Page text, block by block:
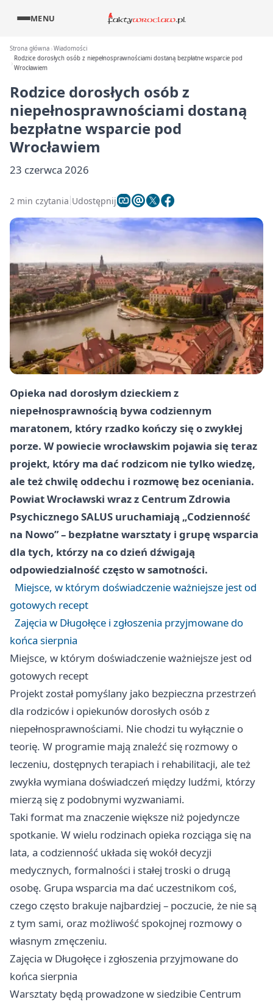
MENU
Strona główna Wiadomości
Rodzice dorosłych osób z niepełnosprawnościami dostaną bezpłatne wsparcie pod
Wrocławiem
Rodzice dorosłych osób z
niepełnosprawnościami dostaną
bezpłatne wsparcie pod
Wrocławiem
23 czerwca 2026
2 min czytania Udostępnij
Opieka nad dorosłym dzieckiem z
niepełnosprawnością bywa codziennym
maratonem, który rzadko kończy się o zwykłej
porze. W powiecie wrocławskim pojawia się teraz
projekt, który ma dać rodzicom nie tylko wiedzę,
ale też chwilę oddechu i rozmowę bez oceniania.
Powiat Wrocławski wraz z Centrum Zdrowia
Psychicznego SALUS uruchamiają „Codzienność
na Nowo” – bezpłatne warsztaty i grupę wsparcia
dla tych, którzy na co dzień dźwigają
odpowiedzialność często w samotności.
Miejsce, w którym doświadczenie ważniejsze jest od
gotowych recept
Zajęcia w Długołęce i zgłoszenia przyjmowane do
końca sierpnia
Miejsce, w którym doświadczenie ważniejsze jest od
gotowych recept
Projekt został pomyślany jako bezpieczna przestrzeń
dla rodziców i opiekunów dorosłych osób z
niepełnosprawnościami. Nie chodzi tu wyłącznie o
teorię. W programie mają znaleźć się rozmowy o
leczeniu, dostępnych terapiach i rehabilitacji, ale też
zwykła wymiana doświadczeń między ludźmi, którzy
mierzą się z podobnymi wyzwaniami.
Taki format ma znaczenie większe niż pojedyncze
spotkanie. W wielu rodzinach opieka rozciąga się na
lata, a codzienność układa się wokół decyzji
medycznych, formalności i stałej troski o drugą
osobę. Grupa wsparcia ma dać uczestnikom coś,
czego często brakuje najbardziej – poczucie, że nie są
z tym sami, oraz możliwość spokojnej rozmowy o
własnym zmęczeniu.
Zajęcia w Długołęce i zgłoszenia przyjmowane do
końca sierpnia
Warsztaty będą prowadzone w siedzibie Centrum